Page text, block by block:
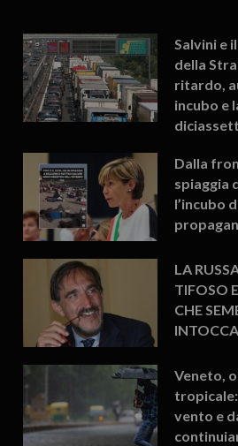
Salvini e
della
ritardo,
incubo e
Dalla
spiaggia
l’incubo
LA
TIFOSO
CHE
Veneto,
tropicale:
vento e